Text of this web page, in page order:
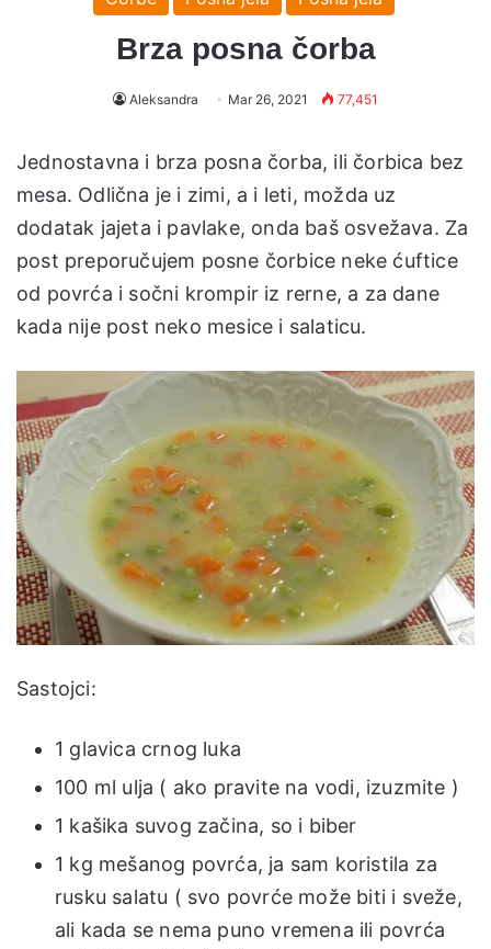
Brza posna čorba
Aleksandra Mar 26, 2021 77,451
Jednostavna i brza posna čorba, ili čorbica bez
mesa. Odlična je i zimi, a i leti, možda uz
dodatak jajeta i pavlake, onda baš osvežava. Za
post preporučujem posne čorbice neke ćuftice
od povrća i sočni krompir iz rerne, a za dane
kada nije post neko mesice i salaticu.
Sastojci:
1 glavica crnog luka
100 ml ulja ( ako pravite na vodi, izuzmite )
1 kašika suvog začina, so i biber
1 kg mešanog povrća, ja sam koristila za
rusku salatu ( svo povrće može biti i sveže,
ali kada se nema puno vremena ili povrća